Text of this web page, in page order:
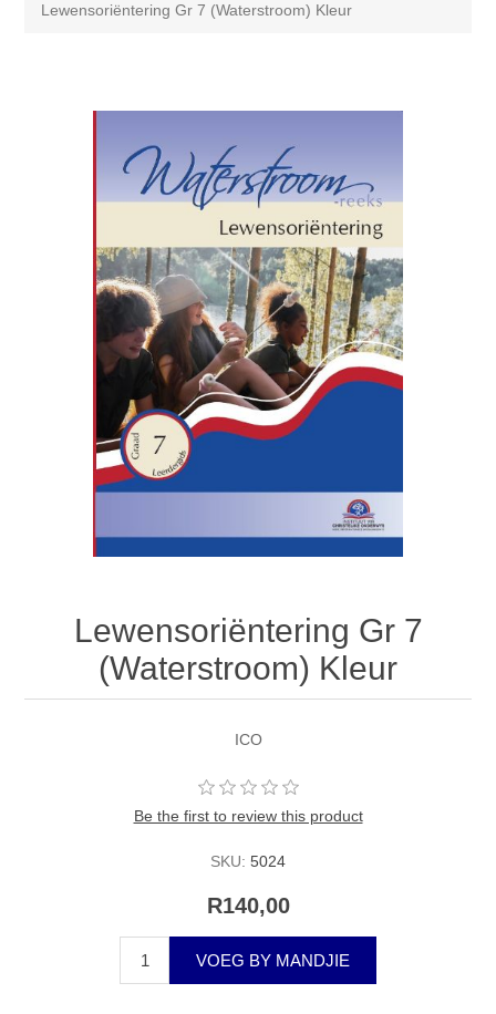
Lewensoriëntering Gr 7 (Waterstroom) Kleur
Lewensoriëntering Gr 7
(Waterstroom) Kleur
ICO
Be the first to review this product
SKU: 5024
R140,00
VOEG BY MANDJIE